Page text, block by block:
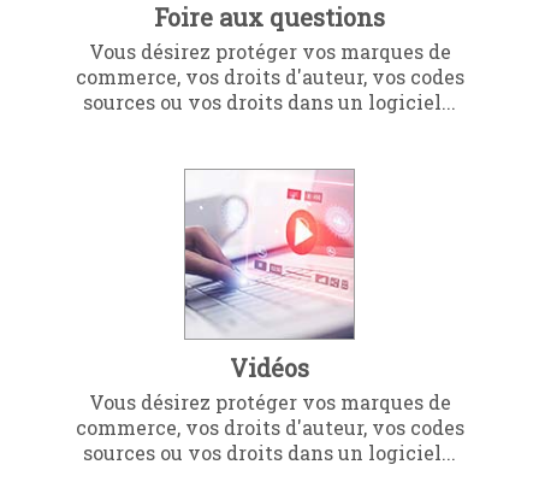
Foire aux questions
Vous désirez protéger vos marques de
commerce, vos droits d'auteur, vos codes
sources ou vos droits dans un logiciel...
Vidéos
Vous désirez protéger vos marques de
commerce, vos droits d'auteur, vos codes
sources ou vos droits dans un logiciel...